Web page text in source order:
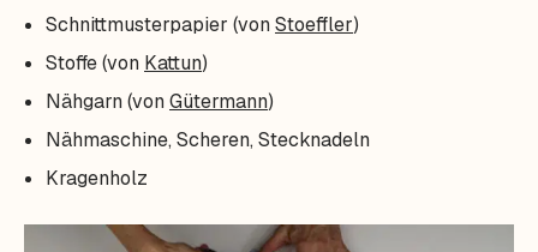
Schnittmusterpapier (vonStoeffler)
Stoffe (von Kattun)
Nähgarn (vonGütermann)
Nähmaschine, Scheren, Stecknadeln
Kragenholz